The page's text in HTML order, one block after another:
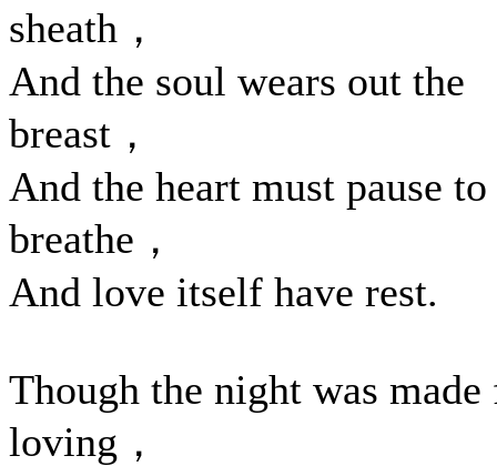
sheath，
And the soul wears out the
breast，
And the heart must pause to
breathe，
And love itself have rest.
Though the night was made
loving，